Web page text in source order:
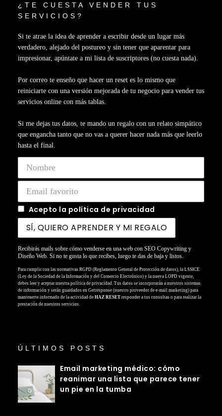
¿TE CUESTA VENDER TUS
SERVICIOS?
Si te atrae la idea de aprender a escribir desde un lugar más
verdadero, alejado del postureo y sin tener que aparentar para
impresionar, apúntate a mi lista de suscriptores (no cuesta nada).
Por correo te enseño que hacer un reset es lo mismo que
reiniciarte con una versión mejorada de tu negocio para vender tus
servicios online con más tablas.
Si me dejas tus datos, te mando un regalo con un relato simpático
que engancha tanto que no vas a querer hacer nada más que leerlo
hasta el final.
Acepto la política de privacidad
Recibirás mails sobre cómo venderse en una web con SEO Copywriting y
Diseño Web. Si no te gusta lo que recibes, luego te das de baja y listos.
Para cumplir con las normativas RGPD (Reglamento General de Protección de datos), la LSSICE
(Ley de la Sociedad de la Información y del Comercio Electrónico) y la nueva LOPD vigente,
debes leer y aceptar nuestra política de privacidad. Tus datos se incorporarán a nuestros sistemas
de información y serán guardados en Getresponse (nuestro proveedor de e-mail marketing) para
mantenerte informado de la actividad de HAZ RESETresponder a tus consultas o para realizar la
prestación de nuestros servicios.
ÚLTIMOS POSTS
Email marketing médico: cómo
reanimar una lista que parece tener
un pie en la tumba